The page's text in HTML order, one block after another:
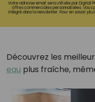
Votre adresse email sera utilisée par Digital
offres commerciales personnalisées. Vous
intégré dans la newsletter. Pour en savoir
Découvrez les
eau plus fraîche,